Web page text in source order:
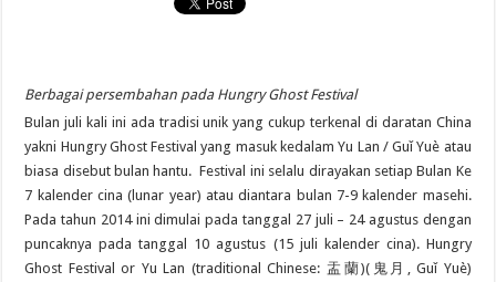
Berbagai persembahan pada Hungry Ghost Festival
Bulan juli kali ini ada tradisi unik yang cukup terkenal di daratan China
yakni Hungry Ghost Festival yang masuk kedalam Yu Lan / Guǐ Yuè atau
biasa disebut bulan hantu. Festival ini selalu dirayakan setiap Bulan Ke
7 kalender cina (lunar year) atau diantara bulan 7-9 kalender masehi.
Pada tahun 2014 ini dimulai pada tanggal 27 juli – 24 agustus dengan
puncaknya pada tanggal 10 agustus (15 juli kalender cina). Hungry
Ghost Festival or Yu Lan (traditional Chinese: 盂蘭)(鬼月, Guǐ Yuè)